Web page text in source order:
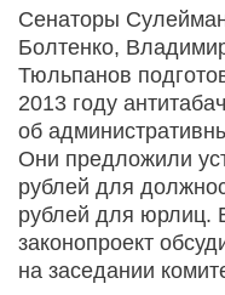
Сенаторы
Болтенко,
Тюльпанов
2013 году
об
Они предложили
рублей для
рублей для юрлиц.
законопроект
на заседании